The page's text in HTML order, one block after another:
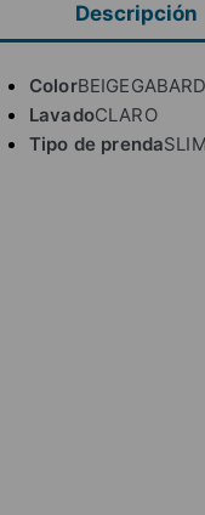
Descripción
Color
LavadoCLARO
Tipo de prenda